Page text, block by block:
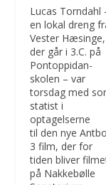
Lucas Torndahl
en lokal dreng
Vester Hæsinge,
der går i 3.C. på
Pontoppidan-
skolen – var
torsdag med
statist i
optagelserne
til den nye
3 film, der for
tiden bliver
på Nakkebølle